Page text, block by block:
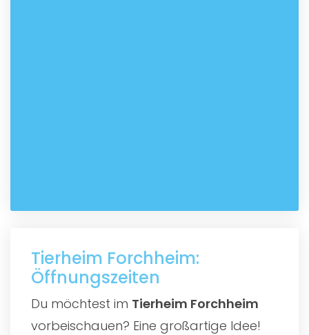
Tierheim Forchheim:
Öffnungszeiten
Du möchtest im Tierheim Forchheim
vorbeischauen? Eine großartige Idee!